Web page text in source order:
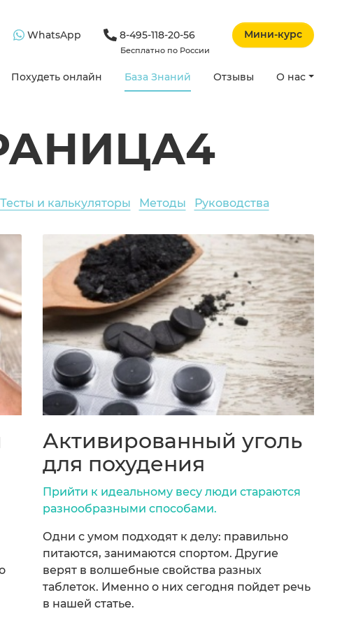
WhatsApp 8-495-118-20-56
Бесплатно по России
Мини-курс
Похудеть онлайн База Знаний Отзывы О нас
Тесты и калькуляторы Методы Руководства
Активированный уголь
для похудения
Прийти к идеальному весу люди стараются
разнообразными способами.
Одни с умом подходят к делу: правильно
питаются, занимаются спортом. Другие
верят в волшебные свойства разных
таблеток. Именно о них сегодня пойдет речь
в нашей статье.